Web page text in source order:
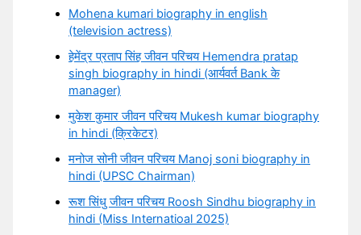
Mohena kumari biography in english
(television actress)
हेमेंद्र प्रताप सिंह जीवन परिचय Hemendra pratap
singh biography in hindi (आर्यवर्त Bank के
manager)
मुकेश कुमार जीवन परिचय Mukesh kumar biography
in hindi (क्रिकेटर)
मनोज सोनी जीवन परिचय Manoj soni biography in
hindi (UPSC Chairman)
रूश सिंधु जीवन परिचय Roosh Sindhu biography in
hindi (Miss Internatioal 2025)